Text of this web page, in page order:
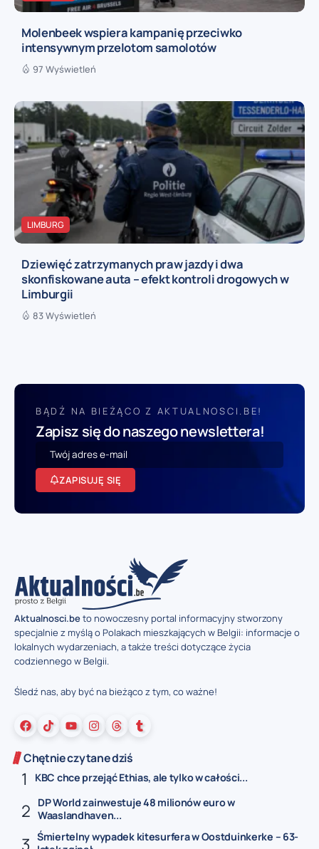
Molenbeek wspiera kampanię przeciwko
intensywnym przelotom samolotów
97 Wyświetleń
LIMBURG
Dziewięć zatrzymanych praw jazdy i dwa
skonfiskowane auta – efekt kontroli drogowych w
Limburgii
83 Wyświetleń
BĄDŹ NA BIEŻĄCO Z AKTUALNOSCI.BE!
Zapisz się do naszego newslettera!
ZAPISUJĘ SIĘ
Aktualnosci.beto nowoczesny portal informacyjny stworzony
specjalnie z myślą o Polakach mieszkających w Belgii: informacje o
lokalnych wydarzeniach, a także treści dotyczące życia
codziennego w Belgii.
Śledź nas, aby być na bieżąco z tym, co ważne!
Chętnie czytane dziś
KBC chce przejąć Ethias, ale tylko w całości...
DP World zainwestuje 48 milionów euro w
Waaslandhaven...
Śmiertelny wypadek kitesurfera w Oostduinkerke – 63-